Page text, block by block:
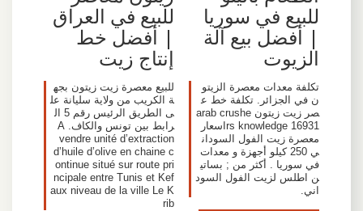
للبيع في سوريا
| أفضل بيع آلة
الزيوت
تكلفة معدات معصرة الزيتو
ن في الجزائر. تكلفة خط ع
صر زيت زيتون arab crushe
rs knowledge 16931اسعار
معصرة زيت الفول السودان
ي 250 كيلو أجهزة و معدات
في سوريا . أكثر من ; بساتي
ن اطلس لزيت الفول السود
اني.
للبيع في العراق
| أفضل خط
إنتاج زيت
للبيع معصرة زيت زيتون بجه
ة الكريب من ولاية سليانة عل
ى الطريق الرئيس رقم 5 ال
رابط بين تونس والكاف. A
vendre unité d’extraction
d’huile d’olive en chaine c
ontinue situé sur route pri
ncipale entre Tunis et Kef
aux niveau de la ville Le K
rib